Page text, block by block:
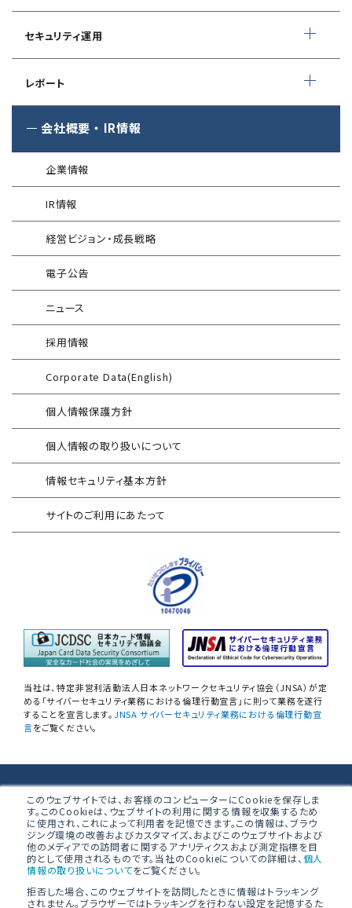
このウェブサイトでは、お客様のコンピューターにCookieを保存しま
す。このCookieは、ウェブサイトの利用に関する情報を収集するため
に使用され、これによって利用者を記憶できます。この情報は、ブラウ
ジング環境の改善およびカスタマイズ、およびこのウェブサイトおよび
他のメディアでの訪問者に関するアナリティクスおよび測定指標を目
的として使用されるものです。当社のCookieについての詳細は、 個人
情報の取り扱いについてをご覧ください。
拒否した場合、このウェブサイトを訪問したときに情報はトラッキング
されません。ブラウザーではトラッキングを行わない設定を記憶するた
CSIRT構築／運用支援
インシデント初動対応準備支援
Shift Left コンサルティング
プレリミナリーサーベイ
「サプライチェーン強化に向けたセキュリティ対策評価制度」
運用開始に備えた事前対策支援サービス
インシデント対応訓練
インシデント対応訓練シミュレーター
情報セキュリティリスクアセスメント
FISCガイドライン準拠対応支援サービス
地方公共団体向け 情報セキュリティ
セルフアセスメント
産業制御システム向けリスクアセスメント
EC加盟店様向け セキュリティ・チェックリスト
対応アセスメントサービス
自己問診型 個人情報に関わる
情報セキュリティアセスメント
情報セキュリティ
自己点検アンケートサービス
NIST SP800-171 サプライチェーン
情報セキュリティアセスメント
データベース設定評価
無線LAN調査
「防衛産業サイバーセキュリティ基準」
準拠支援
PCI 準拠支援／オンサイト評価
クラウドセキュリティ設定診断
アタックサーフェス調査
SQAT with Swift Delivery
緊急対応サービス
セキュリスト（SecuriST）
EC-Council
（セキュリティエンジニア養成講座）
セキュリティ運用
マネージドセキュリティサービス (MSS)
Managed Security Service for AWS
WAF運用
G-MDR
インターネット分離クラウド
SIEM運用／分析
Splunk自動遮断連携
エンドポイントセキュリティ EDR-MSS
Security-First Aidサービス
セキュアメール
AAMSマルウェア・プロテクト
セキュリティログ分析／活用支援
サイバープロテクション（CP）
レポート
SQAT セキュリティレポート
SQAT®情報セキュリティ瓦版
導入事例
技術情報／コラム
会社概要 ・ IR情報
企業情報
IR情報
経営ビジョン・成長戦略
電子公告
ニュース
採用情報
Corporate Data(English)
個人情報保護方針
個人情報の取り扱いについて
情報セキュリティ基本方針
サイトのご利用にあたって
当社は、特定非営利活動法人日本ネットワークセキュリティ協会（JNSA）が定
める「サイバーセキュリティ業務における倫理行動宣言」に則って業務を遂行
することを宣言します。JNSA サイバーセキュリティ業務における倫理行動宣
言をご覧ください。
株式会社ブロードバンドセキュリティ
〒160-0023 東京都新宿区西新宿8-5-1 野村不動産西新宿共同ビ
ル 4F